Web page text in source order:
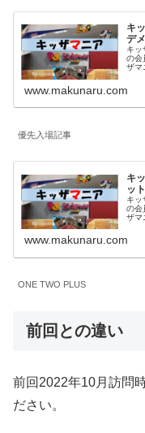
キ
デ
キッ
の会
ザマ
ス
紹介
www.makunaru.com
優先入場記事
キ
ッ
キッ
の会
ザマ
と
www.makunaru.com
ONE TWO PLUS
前回との違い
前回2022年10月訪問
ださい。